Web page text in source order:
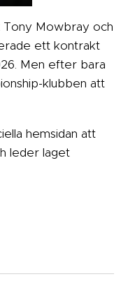
Tony Mowbray och
ett kontrakt
Men efter bara
klubben att
hemsidan att
leder laget